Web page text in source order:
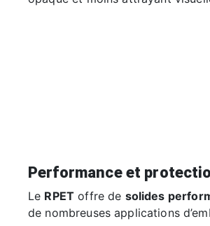
Performance et
Le RPET offre de solides
de nombreuses applications